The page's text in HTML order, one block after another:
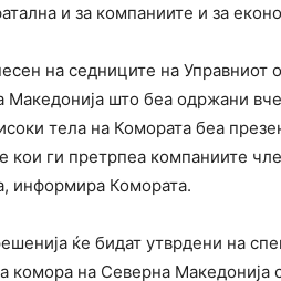
и за компаниите и за
на седниците на Управниот
што беа одржани
тела на Комората беа
кои ги претрпеа компаниите
информира Комората.
ќе бидат утврдени на
комора на Северна Македонија